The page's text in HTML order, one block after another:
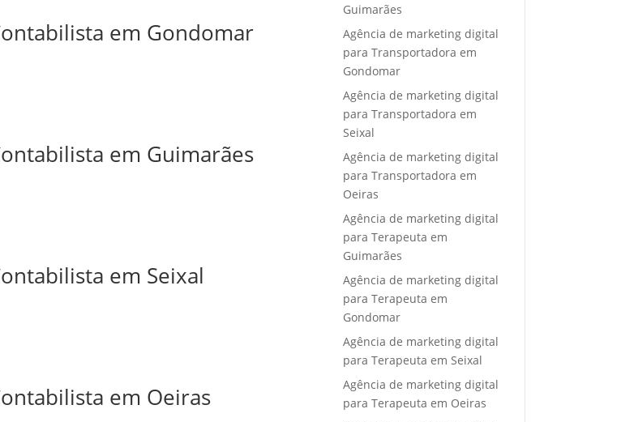
em Gondomar
em Guimarães
em Seixal
em Oeiras
Guimarães
Agência de marketing digital
para Transportadora em
Gondomar
Agência de marketing digital
para Transportadora em
Seixal
Agência de marketing digital
para Transportadora em
Oeiras
Agência de marketing digital
para Terapeuta em
Guimarães
Agência de marketing digital
para Terapeuta em
Gondomar
Agência de marketing digital
para Terapeuta em Seixal
Agência de marketing digital
para Terapeuta em Oeiras